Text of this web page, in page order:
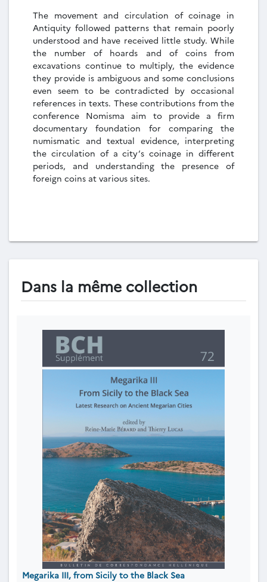
The movement and circulation of coinage in
Antiquity followed patterns that remain poorly
understood and have received little study. While
the number of hoards and of coins from
excavations continue to multiply, the evidence
they provide is ambiguous and some conclusions
even seem to be contradicted by occasional
references in texts. These contributions from the
conference Nomisma aim to provide a firm
documentary foundation for comparing the
numismatic and textual evidence, interpreting
the circulation of a city’s coinage in different
periods, and understanding the presence of
foreign coins at various sites.
Dans la même collection
Megarika III, from Sicily to the Black Sea